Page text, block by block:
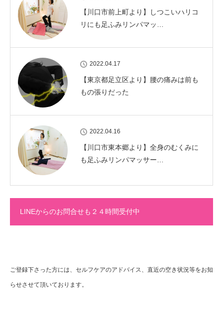
【川口市前上町より】しつこいハリコ
リにも足ふみリンパマッ…
2022.04.17
【東京都足立区より】腰の痛みは前も
もの張りだった
2022.04.16
【川口市東本郷より】全身のむくみに
も足ふみリンパマッサー…
LINEからのお問合せも２４時間受付中
ご登録下さった方には、セルフケアのアドバイス、直近の空き状況等をお知
らせさせて頂いております。